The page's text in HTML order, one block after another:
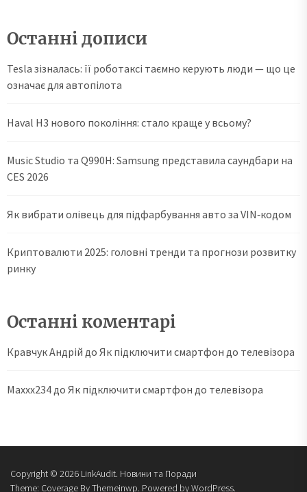
Останні дописи
Tesla зізналась: її роботаксі таємно керують люди — що це
означає для автопілота
Haval H3 нового покоління: стало краще у всьому?
Music Studio та Q990H: Samsung представила саундбари на
CES 2026
Як вибрати олівець для підфарбування авто за VIN‑кодом
Криптовалюти 2025: головні тренди та прогнози розвитку
ринку
Останні коментарі
Кравчук Андрій до Як підключити смартфон до телевізора
Maxxx234 до Як підключити смартфон до телевізора
Copyright © 2026 LinkAudit. Новини та Поради
Theme: Coverage ByThemeinwp. Powered byWordPress.